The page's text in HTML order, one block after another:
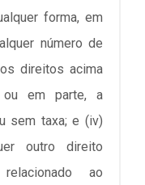
forma, em
número de
direitos acima
ou em parte, a
sem taxa; e (iv)
outro direito
ao